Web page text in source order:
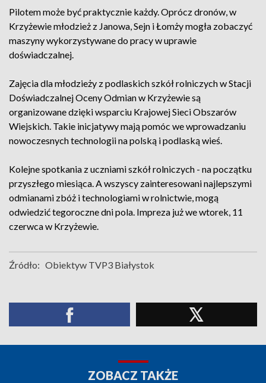
Pilotem może być praktycznie każdy. Oprócz dronów, w
Krzyżewie młodzież z Janowa, Sejn i Łomży mogła zobaczyć
maszyny wykorzystywane do pracy w uprawie
doświadczalnej.
Zajęcia dla młodzieży z podlaskich szkół rolniczych w Stacji
Doświadczalnej Oceny Odmian w Krzyżewie są
organizowane dzięki wsparciu Krajowej Sieci Obszarów
Wiejskich. Takie inicjatywy mają pomóc we wprowadzaniu
nowoczesnych technologii na polską i podlaską wieś.
Kolejne spotkania z uczniami szkół rolniczych - na początku
przyszłego miesiąca. A wszyscy zainteresowani najlepszymi
odmianami zbóż i technologiami w rolnictwie, mogą
odwiedzić tegoroczne dni pola. Impreza już we wtorek, 11
czerwca w Krzyżewie.
Źródło: Obiektyw TVP3 Białystok
ZOBACZ TAKŻE